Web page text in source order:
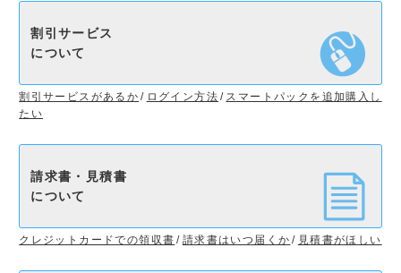
割引サービス
について
割引サービスがあるか ログイン方法
スマートパックを追加購入し
たい
請求書・見積書
について
クレジットカードでの領収書 請求書はいつ届くか 見積書がほしい